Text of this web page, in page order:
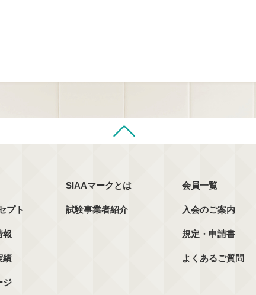
プト
報
績
ジ
SIAAマークとは
試験事業者紹介
会員一覧
入会のご案内
規定・申請書
よくあるご質問